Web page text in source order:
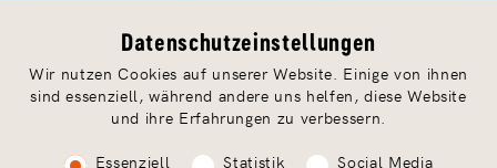
FERIEN@MARIENHOF-RIBBECK.DE
Datenschutzeinstellungen
Wir nutzen Cookies auf unserer Website. Einige von ihnen
sind essenziell, während andere uns helfen, diese Website
und ihre Erfahrungen zu verbessern.
Essenziell
Statistik Social Media